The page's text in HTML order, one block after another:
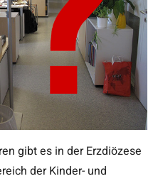
gibt es in der Erzdiözese
der Kinder- und